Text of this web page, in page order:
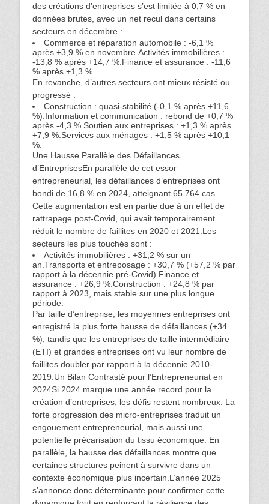
des créations d’entreprises s’est limitée à 0,7 % en
données brutes, avec un net recul dans certains
secteurs en décembre :
Commerce et réparation automobile : -6,1 %
après +3,9 % en novembre.Activités immobilières :
-13,8 % après +14,7 %.Finance et assurance : -11,6
% après +1,3 %.
En revanche, d’autres secteurs ont mieux résisté ou
progressé :
Construction : quasi-stabilité (-0,1 % après +11,6
%).Information et communication : rebond de +0,7 %
après -4,3 %.Soutien aux entreprises : +1,3 % après
+7,9 %.Services aux ménages : +1,5 % après +10,1
%.
Une Hausse Parallèle des Défaillances
d’EntreprisesEn parallèle de cet essor
entrepreneurial, les défaillances d’entreprises ont
bondi de 16,8 % en 2024, atteignant 65 764 cas.
Cette augmentation est en partie due à un effet de
rattrapage post-Covid, qui avait temporairement
réduit le nombre de faillites en 2020 et 2021.Les
secteurs les plus touchés sont :
Activités immobilières : +31,2 % sur un
an.Transports et entreposage : +30,7 % (+57,2 % par
rapport à la décennie pré-Covid).Finance et
assurance : +26,9 %.Construction : +24,8 % par
rapport à 2023, mais stable sur une plus longue
période.
Par taille d’entreprise, les moyennes entreprises ont
enregistré la plus forte hausse de défaillances (+34
%), tandis que les entreprises de taille intermédiaire
(ETI) et grandes entreprises ont vu leur nombre de
faillites doubler par rapport à la décennie 2010-
2019.Un Bilan Contrasté pour l’Entrepreneuriat en
2024Si 2024 marque une année record pour la
création d’entreprises, les défis restent nombreux. La
forte progression des micro-entreprises traduit un
engouement entrepreneurial, mais aussi une
potentielle précarisation du tissu économique. En
parallèle, la hausse des défaillances montre que
certaines structures peinent à survivre dans un
contexte économique plus incertain.L’année 2025
s’annonce donc déterminante pour confirmer cette